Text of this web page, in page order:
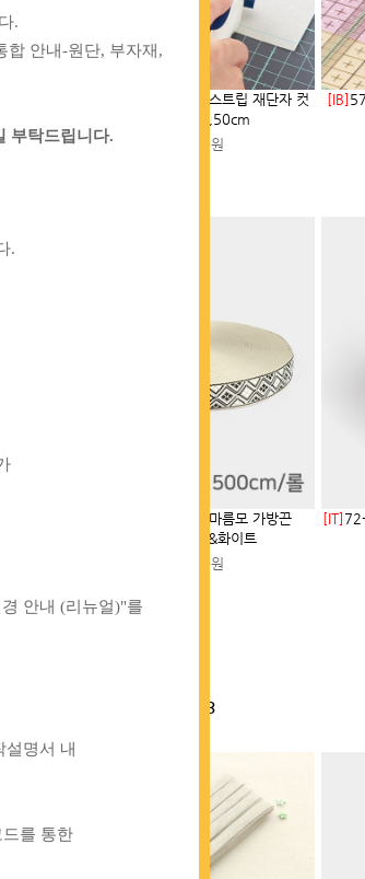
.
합 안내-원단, 부자재,
부탁드립니다.
.
안내 (리뉴얼)"를
명서 내
를 통한
57-928 [크로바] 스트립 재단자 컷
팅자_30cm,50cm
26,000원
[IB]
72-885 [1롤] 마름모 가방끈
38mm_블랙&화이트
80,000원
[IT]
BEST3